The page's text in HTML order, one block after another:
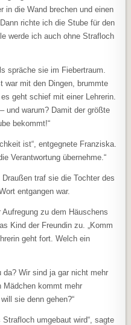
in die Wand brechen und einen
richte ich die Stube für den
werde ich auch ohne Strafloch
spräche sie im Fiebertraum.
war mit den Dingen, brummte
geht schief mit einer Lehrerin.
und warum? Damit der größte
bekommt!“
ist“, entgegnete Franziska.
Verantwortung übernehme.“
traf sie die Tochter des
entgangen war.
zu dem Häuschens
Kind der Freundin zu. „Komm
geht fort. Welch ein
da? Wir sind ja gar nicht mehr
Mädchen kommt mehr
sie denn gehen?“
umgebaut wird“, sagte